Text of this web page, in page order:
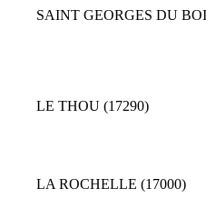
SAINT GEORGES DU
LE THOU (17290)
LA ROCHELLE (17000)